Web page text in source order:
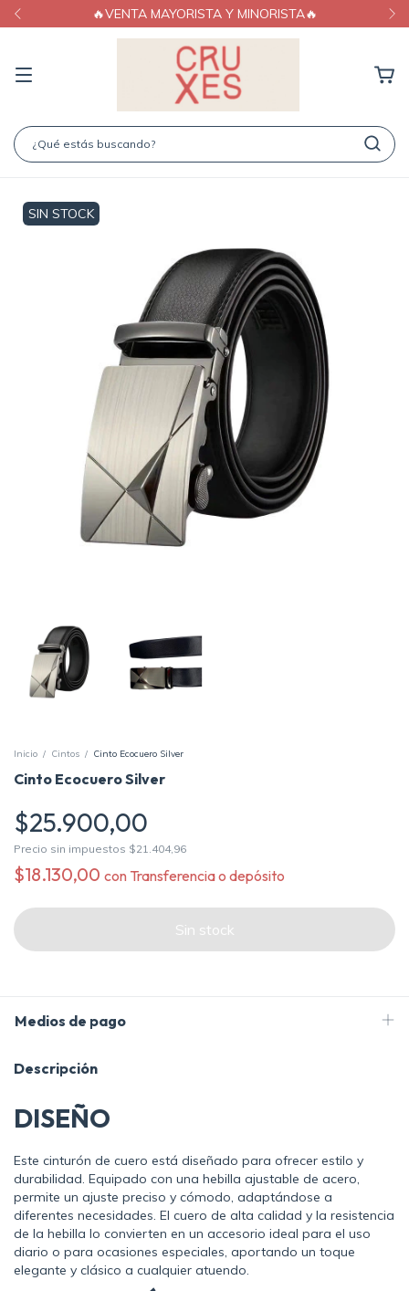
🔥VENTA MAYORISTA Y MINORISTA🔥
SIN STOCK
Inicio / Cintos / Cinto Ecocuero Silver
Cinto Ecocuero Silver
$25.900,00
Precio sin impuestos $21.404,96
$18.130,00 con Transferencia o depósito
Medios de pago
Descripción
DISEÑO
Este cinturón de cuero está diseñado para ofrecer estilo y
durabilidad. Equipado con una hebilla ajustable de acero,
permite un ajuste preciso y cómodo, adaptándose a
diferentes necesidades. El cuero de alta calidad y la resistencia
de la hebilla lo convierten en un accesorio ideal para el uso
diario o para ocasiones especiales, aportando un toque
elegante y clásico a cualquier atuendo.